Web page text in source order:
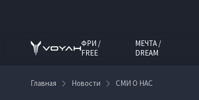
ФРИ /
FREE
МЕЧТА /
DREAM
Главная Новости СМИ О НАС